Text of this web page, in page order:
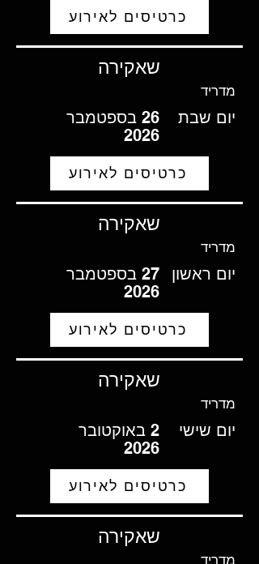
כרטיסים לאירוע
שאקירה
מדריד
26 בספטמבר
2026
יום שבת
כרטיסים לאירוע
שאקירה
מדריד
27 בספטמבר
2026
יום ראשון
כרטיסים לאירוע
שאקירה
מדריד
2 באוקטובר
2026
יום שישי
כרטיסים לאירוע
שאקירה
מדריד